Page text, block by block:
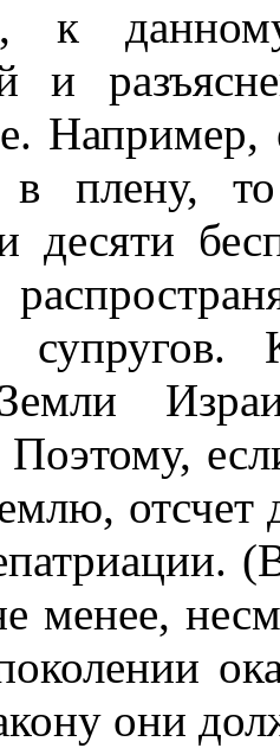
к
и
Например,
в плену,
десяти
супругов.
отсчет
менее,
они